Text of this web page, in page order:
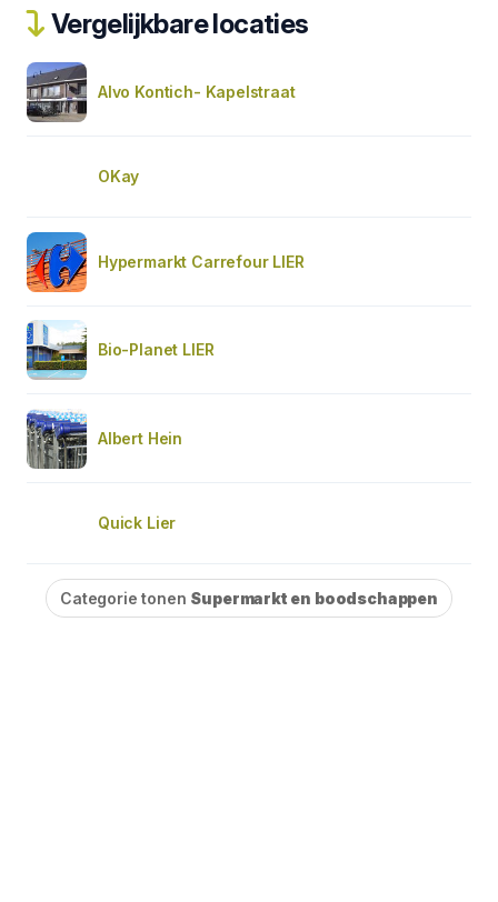
Vergelijkbare locaties
Alvo Kontich- Kapelstraat
OKay
Hypermarkt Carrefour LIER
Bio-Planet LIER
Albert Hein
Quick Lier
Categorie tonen Supermarkt en boodschappen